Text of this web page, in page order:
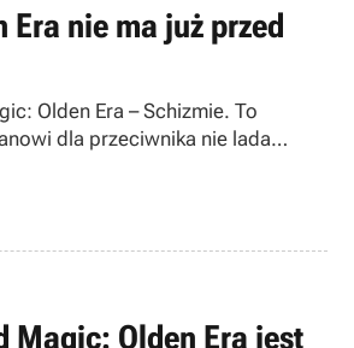
nie ma już przed
Olden Era – Schizmie. To
dla przeciwnika nie lada
Magic: Olden Era jest